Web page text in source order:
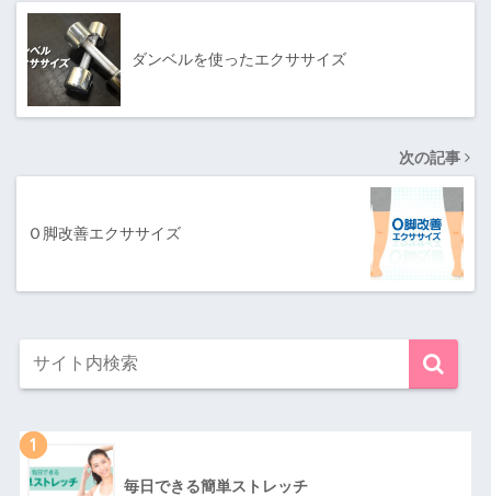
ダンベルを使ったエクササイズ
次の記事
Ｏ脚改善エクササイズ
1
毎日できる簡単ストレッチ